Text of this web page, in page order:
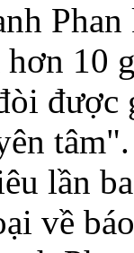
10
lần
về